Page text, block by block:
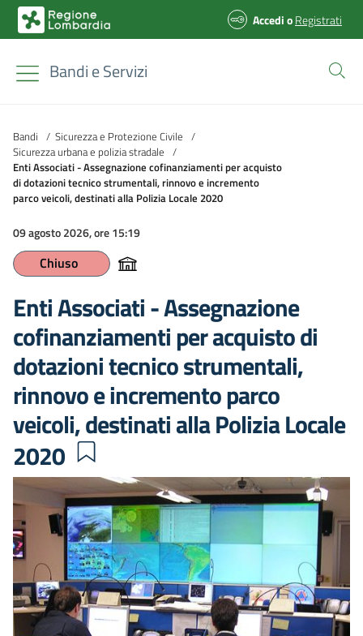
AccedioRegistrati
Bandi e Servizi
Bandi / Sicurezza e Protezione Civile /
Sicurezza urbana e polizia stradale /
Enti Associati - Assegnazione cofinanziamenti per acquisto
di dotazioni tecnico strumentali, rinnovo e incremento
parco veicoli, destinati alla Polizia Locale 2020
09 agosto 2026, ore 15:19
Chiuso
Enti Associati - Assegnazione
cofinanziamenti per acquisto di
dotazioni tecnico strumentali,
rinnovo e incremento parco
veicoli, destinati alla Polizia Locale
2020